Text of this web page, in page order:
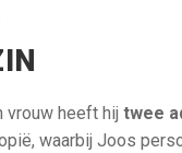
vrouw heeft hij twee
waarbij Joos